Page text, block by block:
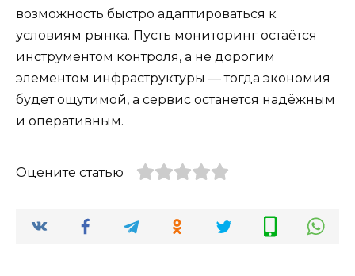
возможность быстро адаптироваться к
условиям рынка. Пусть мониторинг остаётся
инструментом контроля, а не дорогим
элементом инфраструктуры — тогда экономия
будет ощутимой, а сервис останется надёжным
и оперативным.
Оцените статью